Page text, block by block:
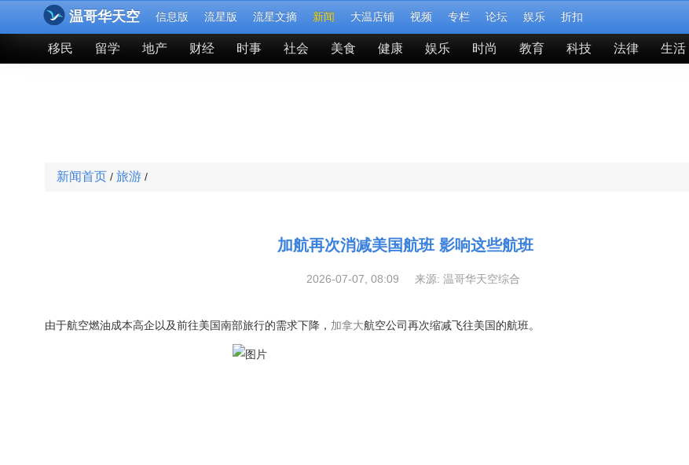
温哥华天空 信息版 流星版 流星文摘 新闻 大温店铺 视频 专栏 论坛 娱乐 折扣
移民 留学 地产 财经 时事 社会 美食 健康 娱乐 时尚 教育 科技 法律 生活
新闻首页 / 旅游 /
加航再次消减美国航班 影响这些航班
2026-07-07, 08:09 来源: 温哥华天空综合
由于航空燃油成本高企以及前往美国南部旅行的需求下降， 加拿大航空公司再次缩减飞往美国的航班。